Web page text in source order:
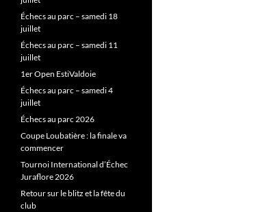
Échecs au parc – samedi 18
juillet
Échecs au parc – samedi 11
juillet
1er Open EstiValdoie
Échecs au parc – samedi 4
juillet
Échecs au parc 2026
Coupe Loubatière : la finale va
commencer
Tournoi International d’Échec
Juraflore 2026
Retour sur le blitz et la fête du
club